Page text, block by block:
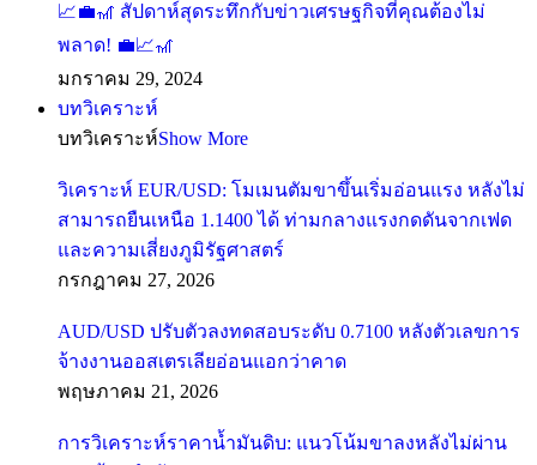
📈💼🎢 สัปดาห์สุดระทึกกับข่าวเศรษฐกิจที่คุณต้องไม่
พลาด! 💼📈🎢
มกราคม 29, 2024
บทวิเคราะห์
บทวิเคราะห์Show More
วิเคราะห์ EUR/USD: โมเมนตัมขาขึ้นเริ่มอ่อนแรง หลังไม่
สามารถยืนเหนือ 1.1400 ได้ ท่ามกลางแรงกดดันจากเฟด
และความเสี่ยงภูมิรัฐศาสตร์
กรกฎาคม 27, 2026
AUD/USD ปรับตัวลงทดสอบระดับ 0.7100 หลังตัวเลขการ
จ้างงานออสเตรเลียอ่อนแอกว่าคาด
พฤษภาคม 21, 2026
การวิเคราะห์ราคาน้ำมันดิบ: แนวโน้มขาลงหลังไม่ผ่าน